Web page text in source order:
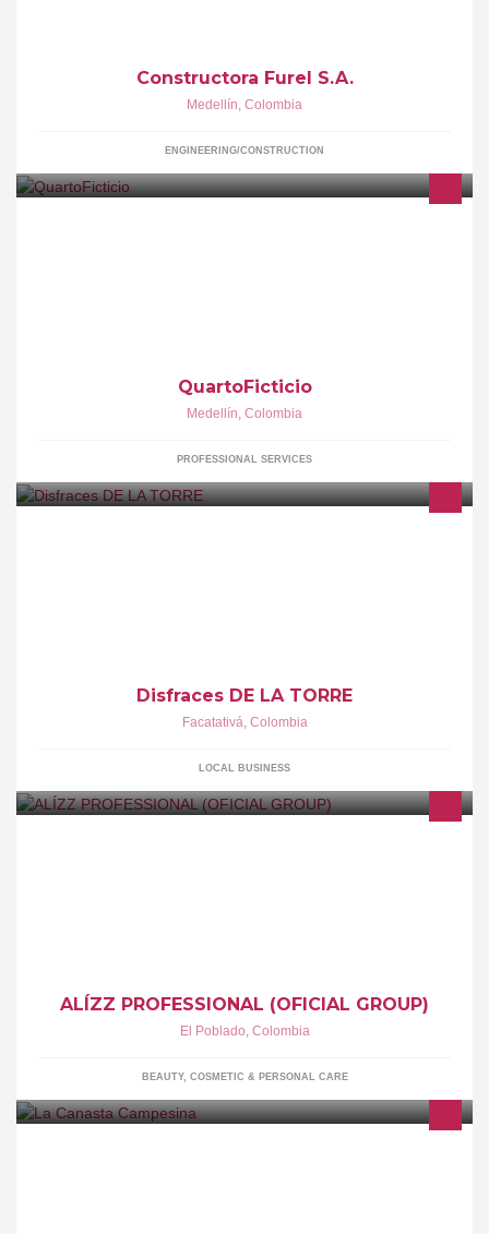
Constructora Furel S.A.
Medellín, Colombia
ENGINEERING/CONSTRUCTION
QuartoFicticio
Medellín, Colombia
PROFESSIONAL SERVICES
Disfraces DE LA TORRE
Facatativá, Colombia
LOCAL BUSINESS
ALÍZZ PROFESSIONAL (OFICIAL GROUP)
El Poblado, Colombia
BEAUTY, COSMETIC & PERSONAL CARE